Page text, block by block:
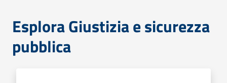
Esplora Giustizia e sicurezza
pubblica